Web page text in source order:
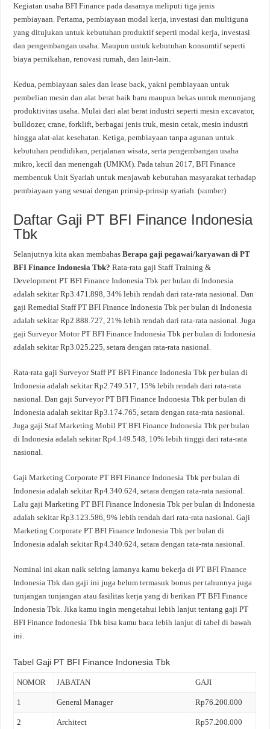
Kegiatan usaha BFI Finance pada dasarnya meliputi tiga jenis
pembiayaan. Pertama, pembiayaan modal kerja, investasi dan multiguna
yang ditujukan untuk kebutuhan produktif seperti modal kerja, investasi
dan pengembangan usaha. Maupun untuk kebutuhan konsumtif seperti
biaya pernikahan, renovasi rumah, dan lain-lain.
Kedua, pembiayaan sales dan lease back, yakni pembiayaan untuk
pembelian mesin dan alat berat baik baru maupun bekas untuk menunjang
produktivitas usaha. Mulai dari alat berat industri seperti mesin excavator,
bulldozer, crane, forklift, berbagai jenis truk, mesin cetak, mesin industri
hingga alat-alat kesehatan. Ketiga, pembiayaan tanpa agunan untuk
kebutuhan pendidikan, perjalanan wisata, serta pengembangan usaha
mikro, kecil dan menengah (UMKM). Pada tahun 2017, BFI Finance
membentuk Unit Syariah untuk menjawab kebutuhan masyarakat terhadap
pembiayaan yang sesuai dengan prinsip-prinsip syariah. (sumber)
Daftar Gaji PT BFI Finance Indonesia
Tbk
Selanjutnya kita akan membahasBerapa gaji pegawai/karyawan di PT
BFI Finance Indonesia Tbk?Rata-rata gaji Staff Training &
Development PT BFI Finance Indonesia Tbk per bulan di Indonesia
adalah sekitar Rp3.471.898, 34% lebih rendah dari rata-rata nasional. Dan
gaji Remedial Staff PT BFI Finance Indonesia Tbk per bulan di Indonesia
adalah sekitar Rp2.888.727, 21% lebih rendah dari rata-rata nasional. Juga
gaji Surveyor Motor PT BFI Finance Indonesia Tbk per bulan di Indonesia
adalah sekitar Rp3.025.225, setara dengan rata-rata nasional.
Rata-rata gaji Surveyor Staff PT BFI Finance Indonesia Tbk per bulan di
Indonesia adalah sekitar Rp2.749.517, 15% lebih rendah dari rata-rata
nasional. Dan gaji Surveyor PT BFI Finance Indonesia Tbk per bulan di
Indonesia adalah sekitar Rp3.174.765, setara dengan rata-rata nasional.
Juga gaji Staf Marketing Mobil PT BFI Finance Indonesia Tbk per bulan
di Indonesia adalah sekitar Rp4.149.548, 10% lebih tinggi dari rata-rata
nasional.
Gaji Marketing Corporate PT BFI Finance Indonesia Tbk per bulan di
Indonesia adalah sekitar Rp4.340.624, setara dengan rata-rata nasional.
Lalu gaji Marketing PT BFI Finance Indonesia Tbk per bulan di Indonesia
adalah sekitar Rp3.123.586, 9% lebih rendah dari rata-rata nasional. Gaji
Marketing Corporate PT BFI Finance Indonesia Tbk per bulan di
Indonesia adalah sekitar Rp4.340.624, setara dengan rata-rata nasional.
Nominal ini akan naik seiring lamanya kamu bekerja di PT BFI Finance
Indonesia Tbk dan gaji ini juga belum termasuk bonus per tahunnya juga
tunjangan tunjangan atau fasilitas kerja yang di berikan PT BFI Finance
Indonesia Tbk. Jika kamu ingin mengetahui lebih lanjut tentang gaji PT
BFI Finance Indonesia Tbk bisa kamu baca lebih lanjut di tabel di bawah
ini.
Tabel Gaji PT BFI Finance Indonesia Tbk
NOMOR JABATAN GAJI
1 General Manager Rp76.200.000
2 Architect Rp57.200.000